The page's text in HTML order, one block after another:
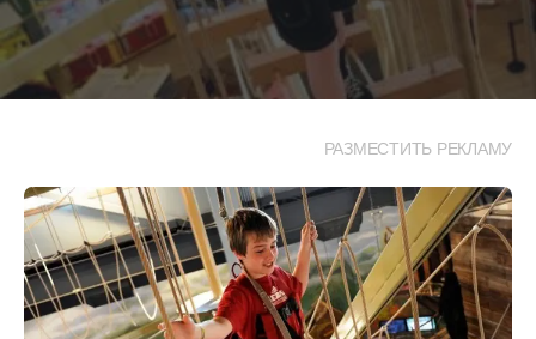
РАЗМЕСТИТЬ РЕКЛАМУ